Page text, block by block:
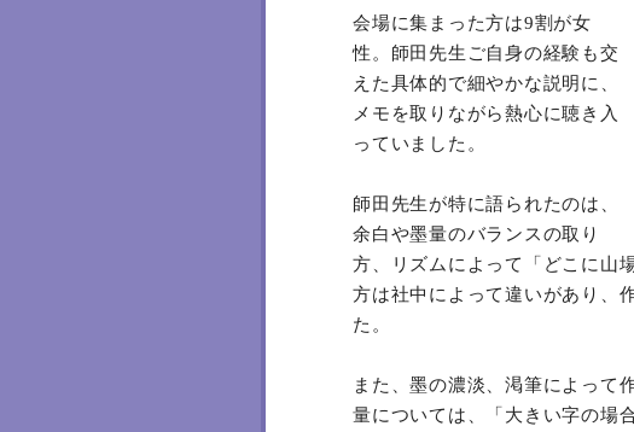
会場に集まった方は9割が女
性。師田先生ご自身の経験も交
えた具体的で細やかな説明に、
メモを取りながら熱心に聴き入
っていました。
師田先生が特に語られたのは、
余白や墨量のバランスの取り
方、リズムによって「どこに山
方は社中によって違いがあり、
た。
また、墨の濃淡、渇筆によって
量については、「大きい字の場